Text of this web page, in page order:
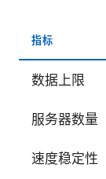
指标
数据上限
服务器数量
速度稳定性